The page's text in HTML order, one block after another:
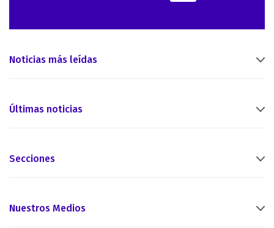
Noticias más leídas
Últimas noticias
Secciones
Nuestros Medios